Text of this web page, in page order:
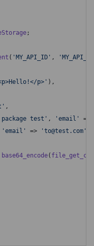
;
( 'MY_API_ID' ,
p>' ),
,
test' , 'email'
=>
'email' => 'to@test.com'
base64_encode(